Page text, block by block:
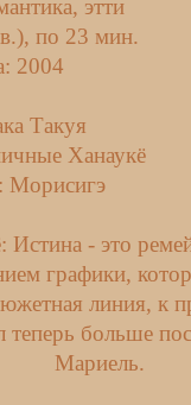
этти
по 23 мин.
2004
Такуя
Ханаукё
Морисигэ
- это
графики,
линия, к
теперь больше
Мариель.